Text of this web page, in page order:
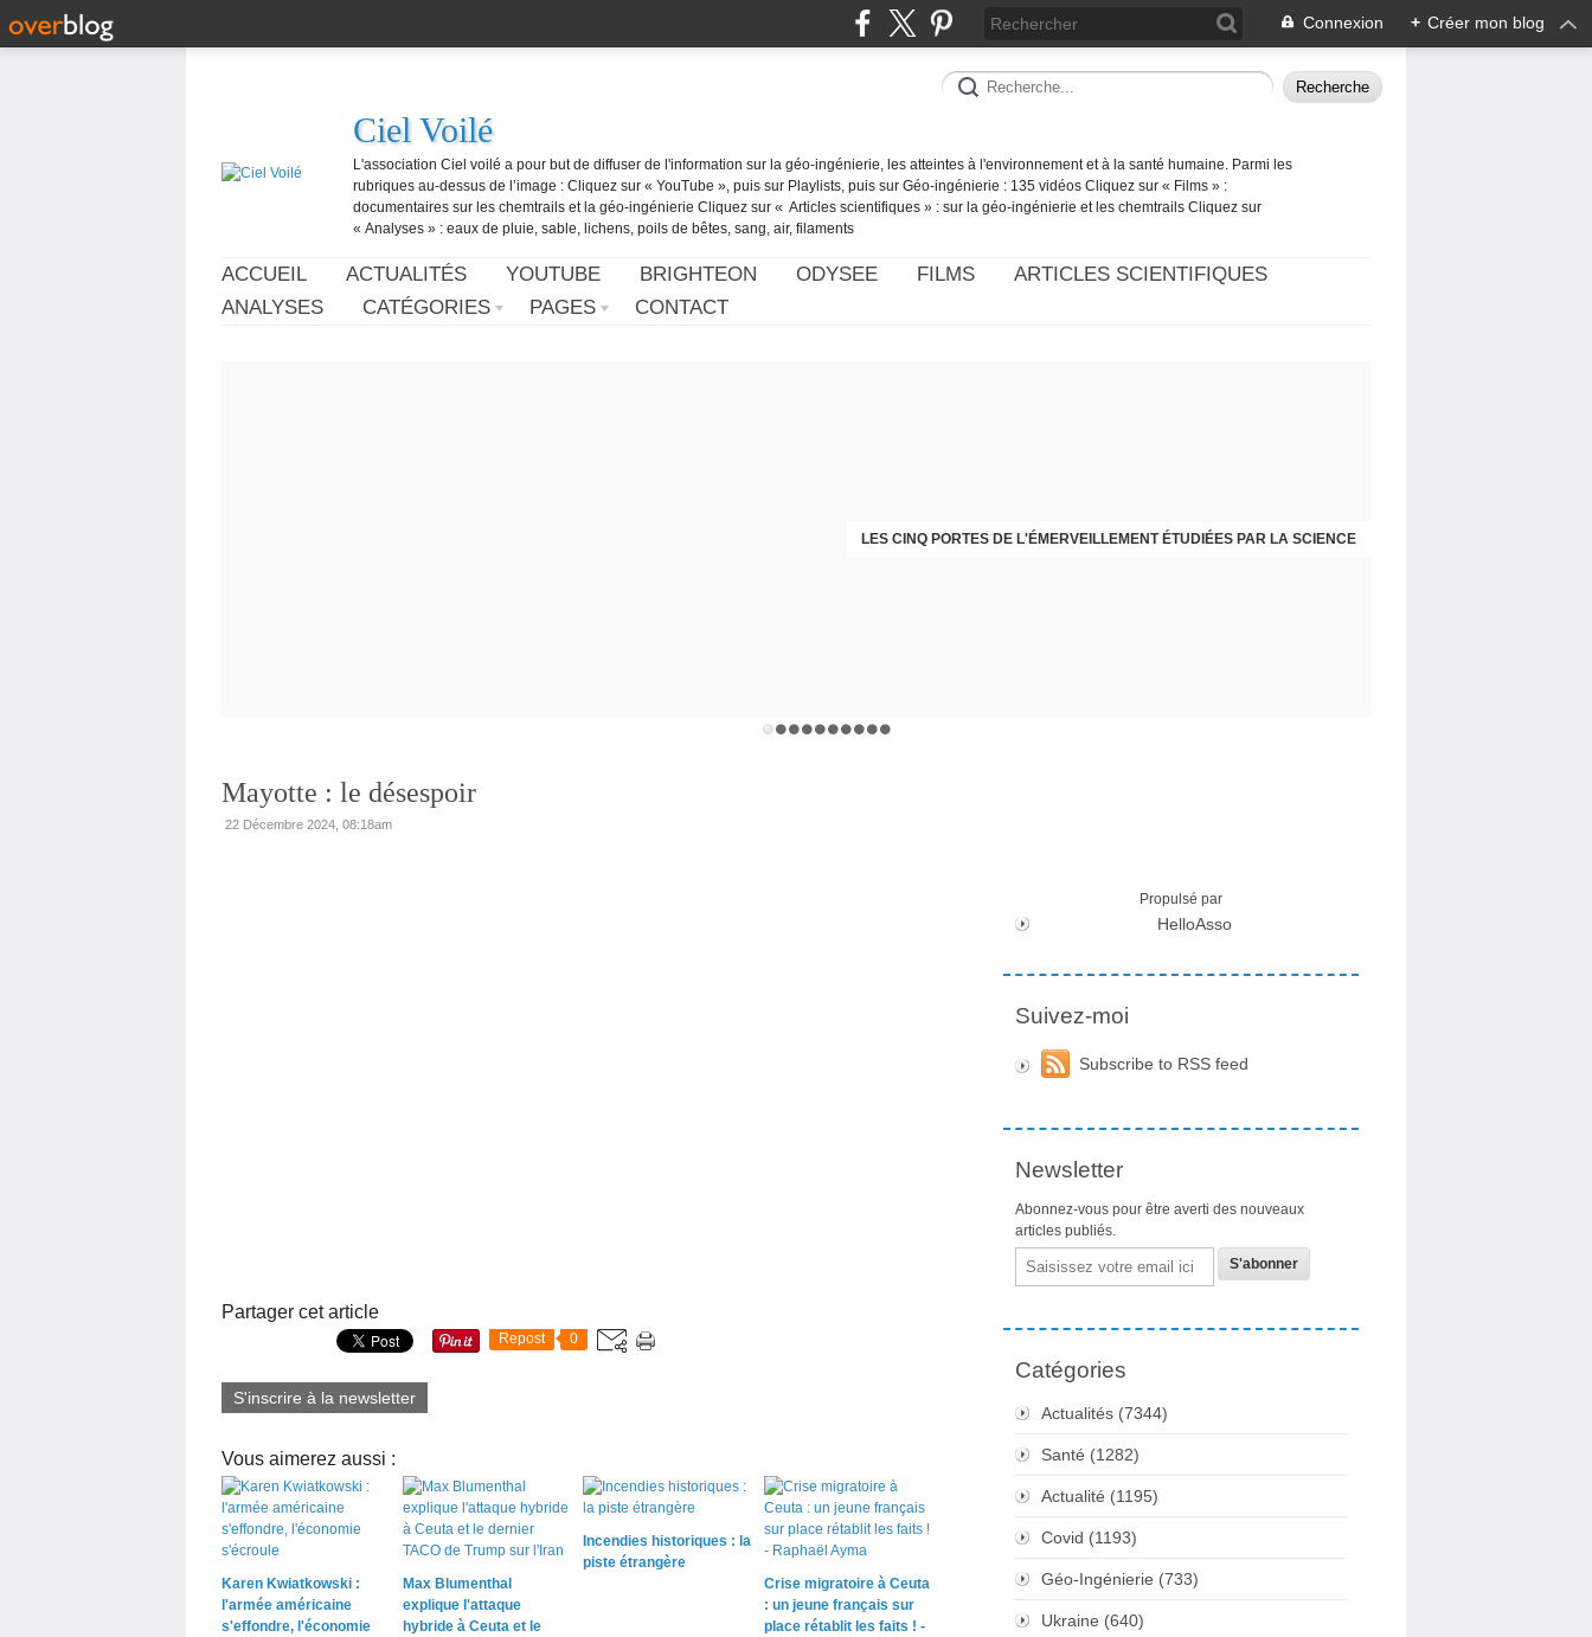
Connexion + Créer mon blog
Ciel Voilé
L'association Ciel voilé a pour but de diffuser de l'information sur la géo-ingénierie, les atteintes à l'environnement et à la santé humaine. Parmi les
rubriques au-dessus de l’image : Cliquez sur « YouTube », puis sur Playlists, puis sur Géo-ingénierie : 135 vidéos Cliquez sur « Films » :
documentaires sur les chemtrails et la géo-ingénierie Cliquez sur « Articles scientifiques » : sur la géo-ingénierie et les chemtrails Cliquez sur
« Analyses » : eaux de pluie, sable, lichens, poils de bêtes, sang, air, filaments
ACCUEIL ACTUALITÉS YOUTUBE BRIGHTEON ODYSEE FILMS
ARTICLES SCIENTIFIQUES
ANALYSES
CATÉGORIES PAGES CONTACT
LES CINQ PORTES DE L'ÉMERVEILLEMENT ÉTUDIÉES PAR LA SCIENCE
CHRISTOPHE PERRET GENTIL : RECEVOIR LE MESSAGE DES PLANTES
Mayotte : le désespoir
22 Décembre 2024, 08:18am
Partager cet article
Repost 0
S'inscrire à la newsletter
Vous aimerez aussi :
Karen Kwiatkowski :
l'armée américaine
s'effondre, l'économie
Max Blumenthal
explique l'attaque
hybride à Ceuta et le
Incendies historiques : la
piste étrangère
Crise migratoire à Ceuta
: un jeune français sur
place rétablit les faits ! -
Propulsé par
HelloAsso
Suivez-moi
Subscribe to RSS feed
Newsletter
Abonnez-vous pour être averti des nouveaux
articles publiés.
Email
Catégories
Actualités (7344)
Santé (1282)
Actualité (1195)
Covid (1193)
Géo-Ingénierie (733)
Ukraine (640)